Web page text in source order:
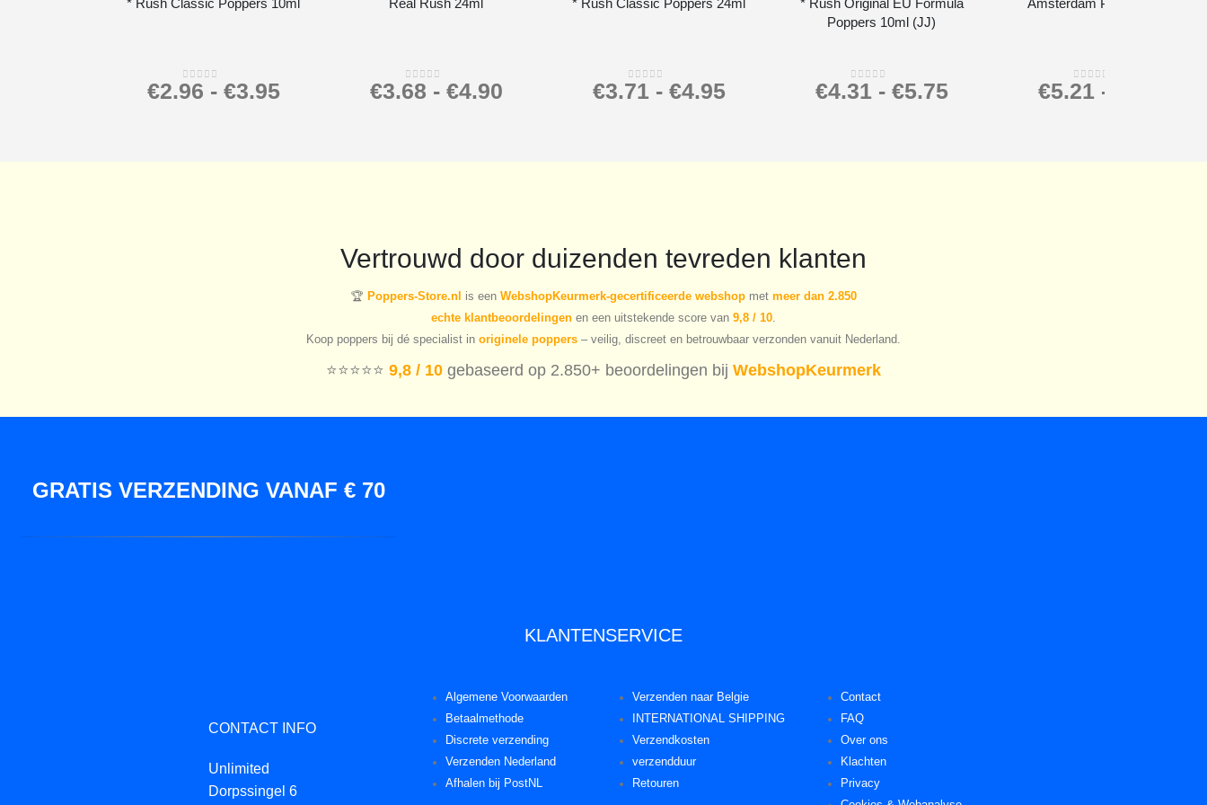
* Rush Classic Poppers 10ml
0out of 5
€2.96 - €3.95
Real Rush 24ml
0out of 5
€3.68 - €4.90
* Rush Classic Poppers 24ml
0out of 5
€3.71- €4.95
* Rush Original EU Formula
Poppers 10ml (JJ)
0out of 5
€4.31- €5.75
Amsterdam Poppers 24ml
0out of 5
€5.21-
Vertrouwd door duizenden tevreden klanten
🏆 Poppers-Store.nl is een WebshopKeurmerk-gecertificeerde webshop met meer dan 2.850
echte klantbeoordelingen en een uitstekende score van 9,8 / 10.
Koop poppers bij dé specialist in originele poppers – veilig, discreet en betrouwbaar verzonden vanuit Nederland.
⭐️⭐️⭐️⭐️⭐️ 9,8 / 10 gebaseerd op 2.850+ beoordelingen bij WebshopKeurmerk
GRATIS VERZENDING VANAF € 70
KLANTENSERVICE
CONTACT INFO
Unlimited
Dorpssingel 6
Algemene Voorwaarden
Betaalmethode
Discrete verzending
Verzenden Nederland
Afhalen bij PostNL
Verzenden naar Belgie
INTERNATIONAL SHIPPING
Verzendkosten
verzendduur
Retouren
Contact
FAQ
Over ons
Klachten
Privacy